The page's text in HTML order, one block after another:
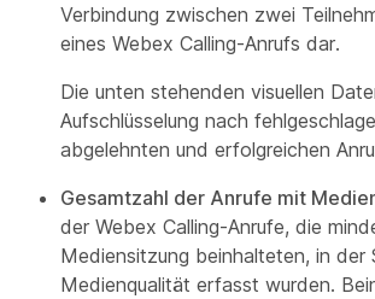
Verbindung zwischen zwei
eines Webex Calling-Anrufs dar.
Die unten stehenden visuellen
Aufschlüsselung nach
abgelehnten und erfolgreichen
Gesamtzahl der Anrufe mit
der Webex Calling-Anrufe, die
Mediensitzung beinhalteten, in der
Medienqualität erfasst wurden.